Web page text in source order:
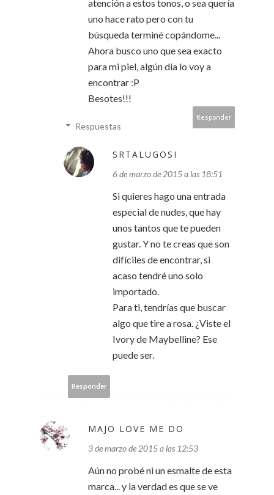
atención a estos tonos, o sea quería
uno hace rato pero con tu
búsqueda terminé copándome...
Ahora busco uno que sea exacto
para mi piel, algún día lo voy a
encontrar :P
Besotes!!!
Responder
Respuestas
SRTALUGOSI
6 de marzo de 2015 a las 18:51
Si quieres hago una entrada
especial de nudes, que hay
unos tantos que te pueden
gustar. Y no te creas que son
difíciles de encontrar, si
acaso tendré uno solo
importado.
Para ti, tendrías que buscar
algo que tire a rosa. ¿Viste el
Ivory de Maybelline? Ese
puede ser.
Responder
MAJO LOVE ME DO
3 de marzo de 2015 a las 12:53
Aún no probé ni un esmalte de esta
marca... y la verdad es que se ve